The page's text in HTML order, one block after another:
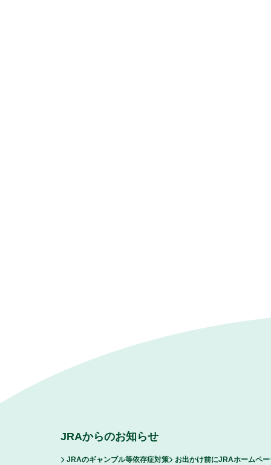
JRAからのお知らせ
JRAのギャンブル等依存症対策
お出かけ前にJRAホームペ